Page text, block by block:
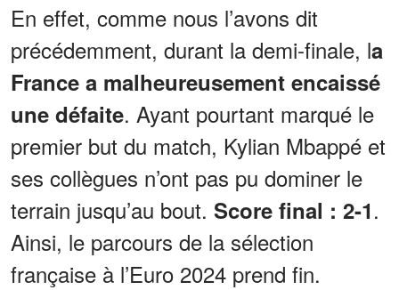
En effet, comme nous l’avons dit
précédemment, durant la demi-finale, la
France a malheureusement encaissé
une défaite. Ayant pourtant marqué le
premier but du match, Kylian Mbappé et
ses collègues n’ont pas pu dominer le
terrain jusqu’au bout. Score final : 2-1.
Ainsi, le parcours de la sélection
française à l’Euro 2024 prend fin.